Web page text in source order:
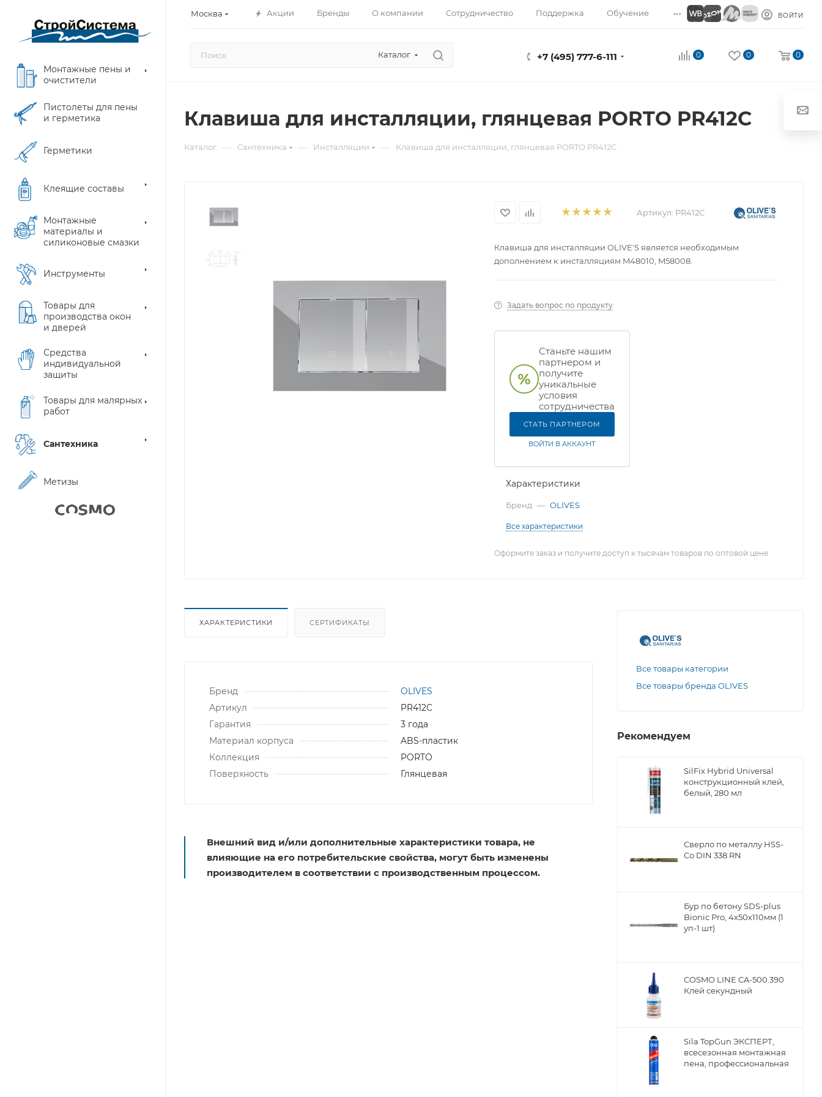
Москва Акции Бренды О компании Сотрудничество Поддержка Обучение ... ВОЙТИ
Каталог +7 (495) 777-6-111 0 0 0
Монтажные пены и
очистители
Пистолеты для пены
и герметика
Герметики
Клеящие составы
Монтажные
материалы и
силиконовые смазки
Инструменты
Товары для
производства окон
и дверей
Средства
индивидуальной
защиты
Товары для малярных
работ
Сантехника
Метизы
Клавиша для инсталляции, глянцевая PORTO PR412C
Каталог — Сантехника — Инсталляции — Клавиша для инсталляции, глянцевая PORTO PR412C
Артикул: PR412C
Клавиша для инсталляции OLIVE'S является необходимым
дополнением к инсталляциям M48010, M58008.
Задать вопрос по продукту
Станьте нашим
партнером и
получите
уникальные
условия
сотрудничества
СТАТЬ ПАРТНЕРОМ
ВОЙТИ В АККАУНТ
Характеристики
Бренд — OLIVES
Все характеристики
Оформите заказ и получите доступ к тысячам товаров по оптовой цене
ХАРАКТЕРИСТИКИ СЕРТИФИКАТЫ
Бренд
OLIVES
Артикул
PR412C
Гарантия
3 года
Материал корпуса
ABS-пластик
Коллекция
PORTO
Поверхность
Глянцевая
Внешний вид и/или дополнительные характеристики товара, не
влияющие на его потребительские свойства, могут быть изменены
производителем в соответствии с производственным процессом.
Все товары категории
Все товары бренда OLIVES
Рекомендуем
SilFix Hybrid Universal
конструкционный клей,
белый, 280 мл
Сверло по металлу НSS-
Co DIN 338 RN
Бур по бетону SDS-plus
Bionic Pro, 4х50х110мм (1
уп-1 шт)
COSMO LINE CA-500.390
Клей секундный
Sila TopGun ЭКСПЕРТ,
всесезонная монтажная
пена, профессиональная